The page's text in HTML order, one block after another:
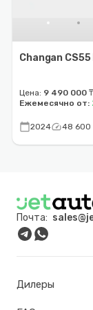
Changan
Цена: 9 490 000 ₸
Ежемесячно от:
calendar_today2024speed48 600
Почта:
Дилеры